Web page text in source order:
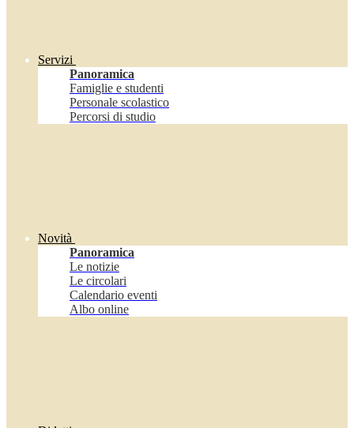
Servizi
Panoramica
Famiglie e studenti
Personale scolastico
Percorsi di studio
Novità
Panoramica
Le notizie
Le circolari
Calendario eventi
Albo online